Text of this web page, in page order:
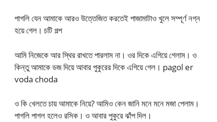
পাগলি যেন আমাকে আরও উত্তেজিত করতেই পাজামাটাও খুলে সম্পূর্ণ নগ্ন
হয়ে গেল। চটি গল্প
আমি নিজেকে আর স্থির রাখতে পারলাম না। ওর দিকে এগিয়ে গেলাম। ও
কিন্তু আমাকে ডজ দিয়ে আবার পুকুরের দিকে এগিয়ে গেল। pagol er
voda choda
ও কি খেলতে চায় আমাকে নিয়ে? আমিও কেন জানি মনে মনে মজা পেলাম।
পাগলি পাগল হলেও রসিক। ও আবার পুকুরে ঝাঁপ দিল।